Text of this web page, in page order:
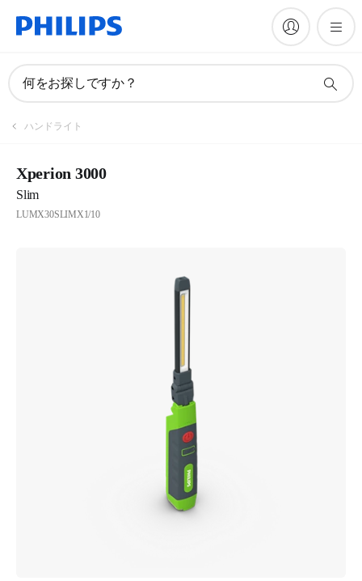
何をお探しですか？
ハンドライト
Xperion 3000
Slim
LUMX30SLIMX1/10